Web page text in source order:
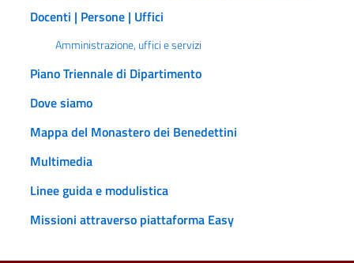
Docenti | Persone | Uffici
Amministrazione, uffici e servizi
Piano Triennale di Dipartimento
Dove siamo
Mappa del Monastero dei Benedettini
Multimedia
Linee guida e modulistica
Missioni attraverso piattaforma Easy